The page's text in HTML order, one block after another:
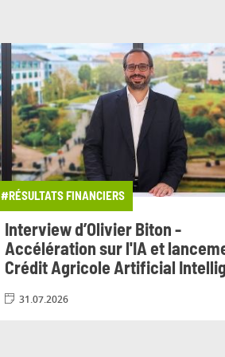
#RÉSULTATS FINANCIERS
Interview d’Olivier Biton -
Accélération sur l'IA et
Crédit Agricole Artificial
31.07.2026